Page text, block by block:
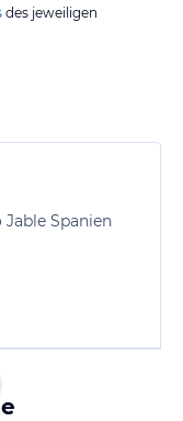
des jeweiligen
Jable Spanien